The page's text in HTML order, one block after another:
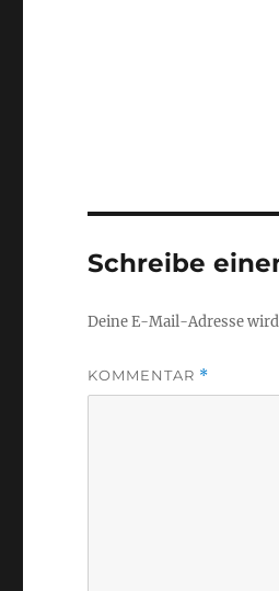
Schreibe
Deine E-Mail-Adresse
KOMMENTAR *